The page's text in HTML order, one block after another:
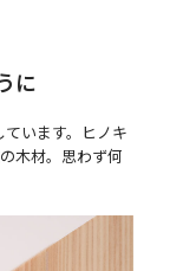
に
います。ヒノキ
木材。思わず何